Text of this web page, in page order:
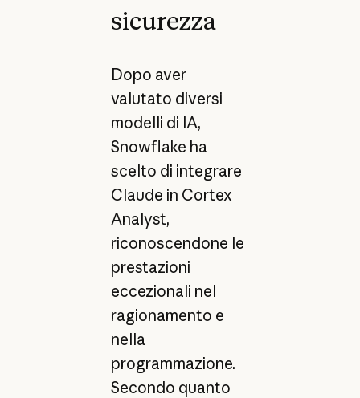
sicurezza
Dopo aver
valutato diversi
modelli di IA,
Snowflake ha
scelto di integrare
Claude in Cortex
Analyst,
riconoscendone le
prestazioni
eccezionali nel
ragionamento e
nella
programmazione.
Secondo quanto